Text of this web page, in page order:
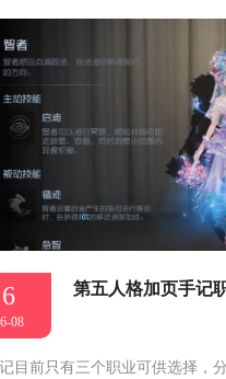
08
第五人格加页手记
目前只有三个职业可供选择，